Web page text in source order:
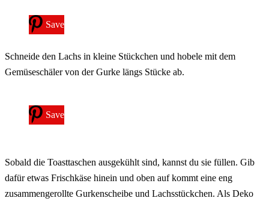
Save
Schneide den Lachs in kleine Stückchen und hobele mit dem
Gemüseschäler von der Gurke längs Stücke ab.
Save
Sobald die Toasttaschen ausgekühlt sind, kannst du sie füllen. Gib
dafür etwas Frischkäse hinein und oben auf kommt eine eng
zusammengerollte Gurkenscheibe und Lachsstückchen. Als Deko